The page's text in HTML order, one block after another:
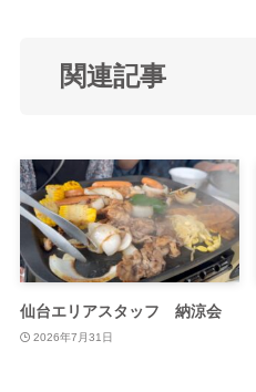
関連記事
仙台エリアスタッフ 納涼会
2026年7月31日